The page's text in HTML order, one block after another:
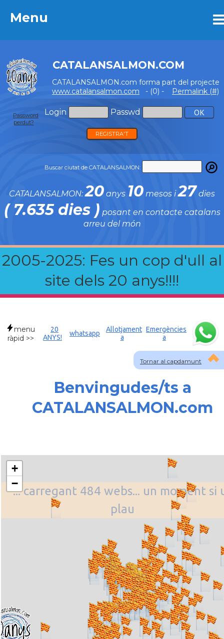
Menu
CATALANSALMON.COM
CATALANSALMON.com forma part del projecte
www.catalansalmon.com - (0) - Permalink (#)
Login Passwd
Password
perdut?
REGISTRA'T
Buscar ciutat de CATALANSALMON:
CATALANSALMON:20 anys 10 mesos i27 dies
( 7.635 dies ) posant en contacte catalans
arreu del món
2005-2025: Fes un cop d'ull al
site dels 20 anys!!!!
Menu
Tornar al capdamunt
menu
ràpid >>
20
ANYS!
whatsapp
Allotjament
a
Emergències
a
Benvingudes/ts a
CATALANSALMON.com
... carregant 484 webs... un moment si
plau
+
−